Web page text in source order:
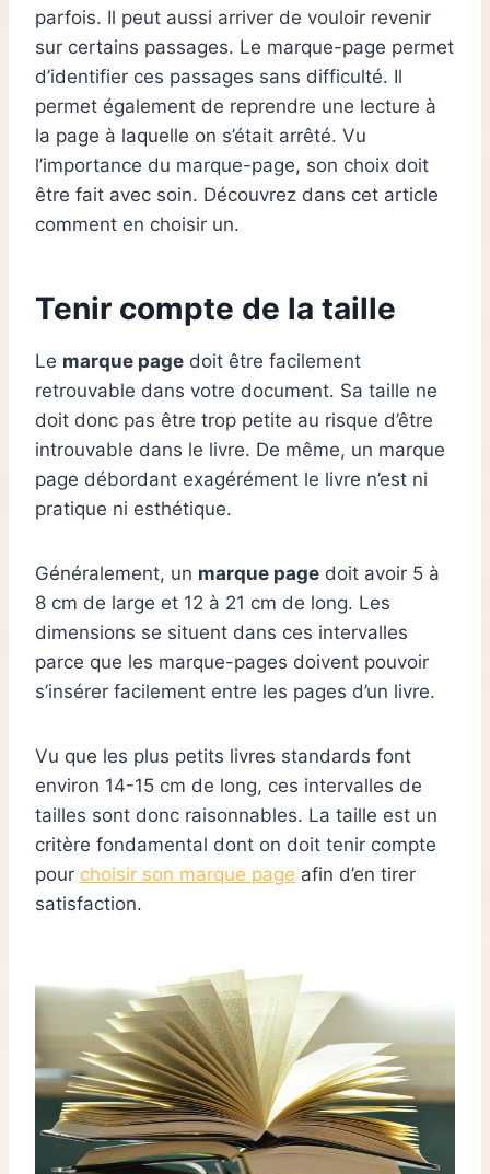
parfois. Il peut aussi arriver de vouloir revenir
sur certains passages. Le marque-page permet
d’identifier ces passages sans difficulté. Il
permet également de reprendre une lecture à
la page à laquelle on s’était arrêté. Vu
l’importance du marque-page, son choix doit
être fait avec soin. Découvrez dans cet article
comment en choisir un.
Tenir compte de la taille
Le marque page doit être facilement
retrouvable dans votre document. Sa taille ne
doit donc pas être trop petite au risque d’être
introuvable dans le livre. De même, un marque
page débordant exagérément le livre n’est ni
pratique ni esthétique.
Généralement, un marque page doit avoir 5 à
8 cm de large et 12 à 21 cm de long. Les
dimensions se situent dans ces intervalles
parce que les marque-pages doivent pouvoir
s’insérer facilement entre les pages d’un livre.
Vu que les plus petits livres standards font
environ 14-15 cm de long, ces intervalles de
tailles sont donc raisonnables. La taille est un
critère fondamental dont on doit tenir compte
pour choisir son marque page afin d’en tirer
satisfaction.